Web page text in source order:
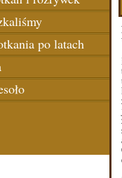
po latach